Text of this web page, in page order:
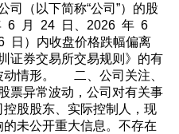
（以下简称“公司”）的股
6 月 24 日、2026 年 6
）内收盘价格跌幅偏离
证券交易所交易规则》的有
动情形。 二、公司关注、
异常波动，公司对有关事
股股东、实际控制人，现
未公开重大信息。不存在